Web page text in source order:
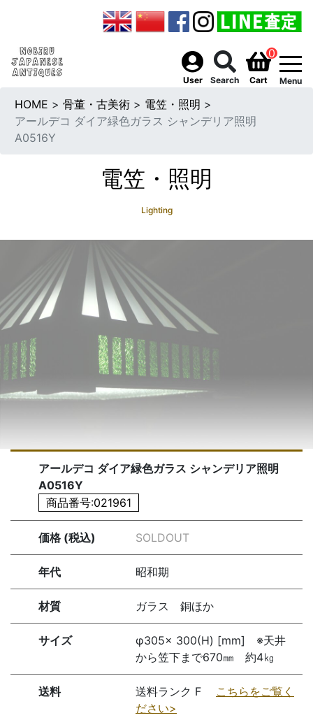
User Search
0
Cart Menu
HOME > 骨董・古美術 > 電笠・照明 >
アールデコ ダイア緑色ガラス シャンデリア照明
A0516Y
電笠・照明
Lighting
アールデコ ダイア緑色ガラス シャンデリア照明
A0516Y
商品番号:021961
価格 (税込) SOLDOUT
年代 昭和期
材質 ガラス 銅ほか
サイズ
φ305× 300(H) [mm] ※天井
から笠下まで670㎜ 約4㎏
送料 送料ランク F こちらをご覧く
ださい>